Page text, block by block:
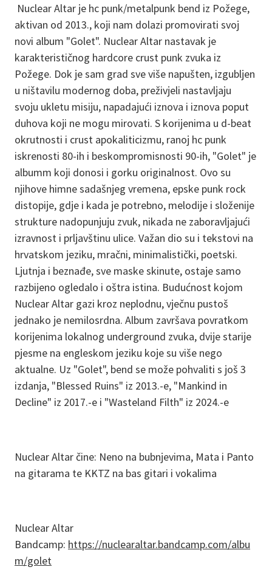
Nuclear Altar je hc punk/metalpunk bend iz Požege,
aktivan od 2013., koji nam dolazi promovirati svoj
novi album "Golet". Nuclear Altar nastavak je
karakterističnog hardcore crust punk zvuka iz
Požege. Dok je sam grad sve više napušten, izgubljen
u ništavilu modernog doba, preživjeli nastavljaju
svoju ukletu misiju, napadajući iznova i iznova poput
duhova koji ne mogu mirovati. S korijenima u d-beat
okrutnosti i crust apokaliticizmu, ranoj hc punk
iskrenosti 80-ih i beskompromisnosti 90-ih, "Golet" je
albumm koji donosi i gorku originalnost. Ovo su
njihove himne sadašnjeg vremena, epske punk rock
distopije, gdje i kada je potrebno, melodije i složenije
strukture nadopunjuju zvuk, nikada ne zaboravljajući
izravnost i prljavštinu ulice. Važan dio su i tekstovi na
hrvatskom jeziku, mračni, minimalistički, poetski.
Ljutnja i beznađe, sve maske skinute, ostaje samo
razbijeno ogledalo i oštra istina. Budućnost kojom
Nuclear Altar gazi kroz neplodnu, vječnu pustoš
jednako je nemilosrdna. Album završava povratkom
korijenima lokalnog underground zvuka, dvije starije
pjesme na engleskom jeziku koje su više nego
aktualne. Uz "Golet", bend se može pohvaliti s još 3
izdanja, "Blessed Ruins" iz 2013.-e, "Mankind in
Decline" iz 2017.-e i "Wasteland Filth" iz 2024.-e
Nuclear Altar čine: Neno na bubnjevima, Mata i Panto
na gitarama te KKTZ na bas gitari i vokalima
Nuclear Altar
Bandcamp: https://nuclearaltar.bandcamp.com/albu
m/golet